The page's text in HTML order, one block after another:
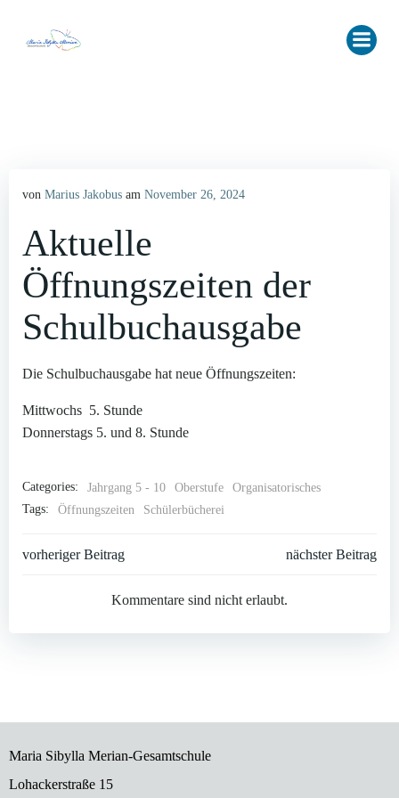
von Marius Jakobus am November 26, 2024
Aktuelle
Öffnungszeiten der
Schulbuchausgabe
Die Schulbuchausgabe hat neue Öffnungszeiten:
Mittwochs 5. Stunde
Donnerstags 5. und 8. Stunde
Categories: Jahrgang 5 - 10 Oberstufe
Organisatorisches
Tags:
Öffnungszeiten Schülerbücherei
Post
navigation
vorheriger Beitrag
navigation
nächster Beitrag
Kommentare sind nicht erlaubt.
Maria Sibylla Merian-Gesamtschule
Lohackerstraße 15